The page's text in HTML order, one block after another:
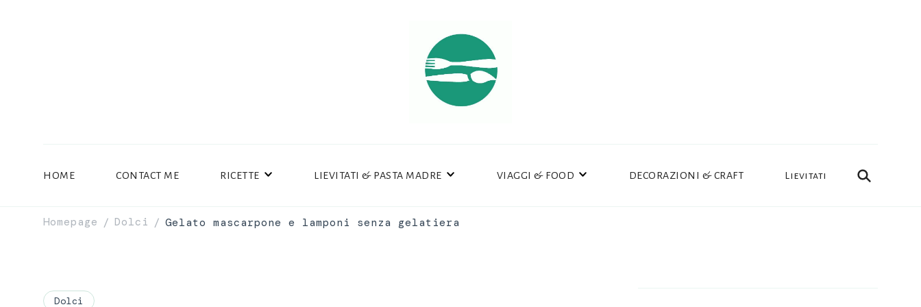
HOME CONTACT ME RICETTE LIEVITATI & PASTA MADRE VIAGGI & FOOD DECORAZIONI & CRAFT Lievitati
Homepage / Dolci / Gelato mascarpone e lamponi senza gelatiera
Dolci